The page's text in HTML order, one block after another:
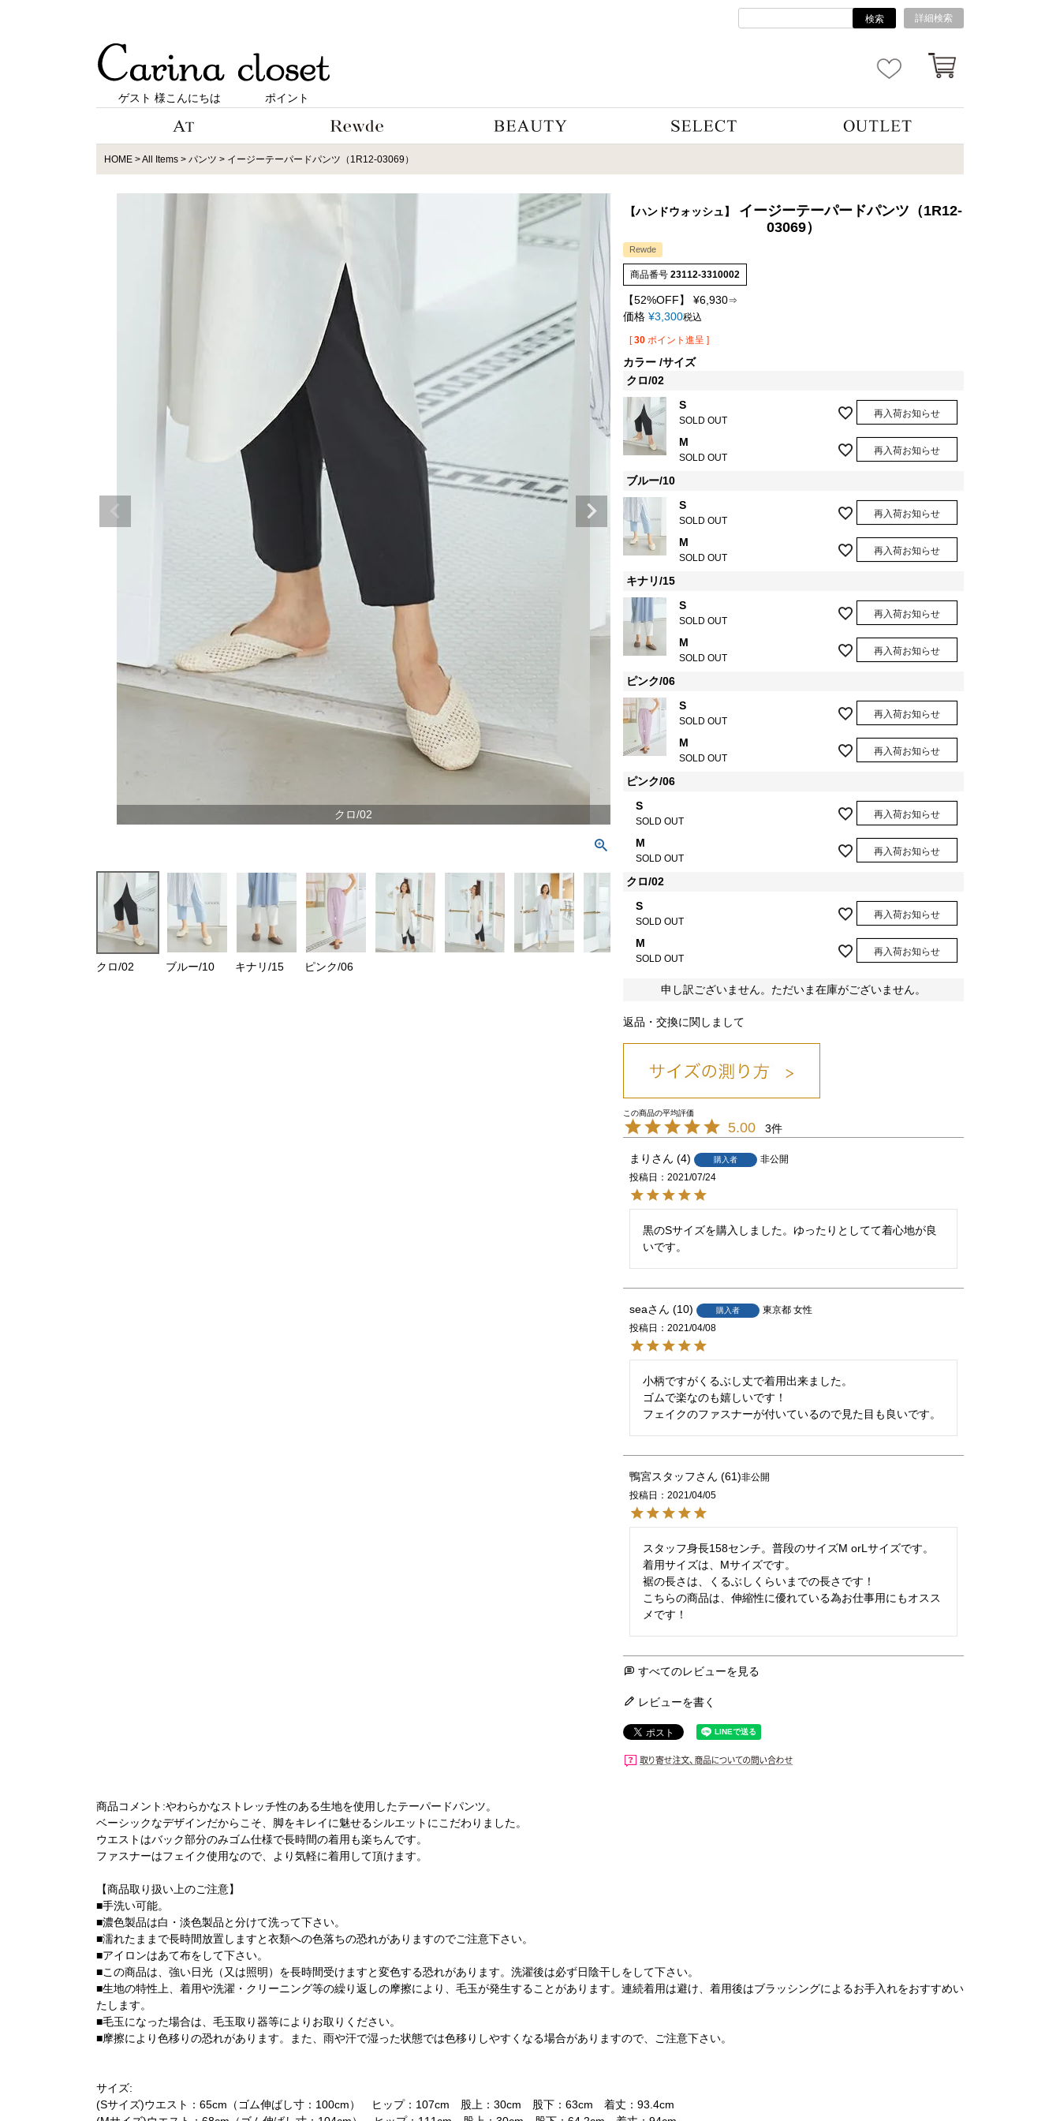
検索 詳細検索
ゲスト 様こんにちは ポイント
HOME All Items パンツ イージーテーパードパンツ（1R12-03069）
クロ/02 ブルー/10
クロ/02 ブルー/10 キナリ/15 ピンク/06
【ハンドウォッシュ】
イージーテーパードパンツ（1R12-
03069）
Rewde
商品番号 23112-3310002
【52%OFF】 ¥6,930⇒
価格 ¥3,300税込
[ 30 ポイント進呈 ]
カラー サイズ
クロ/02
S
SOLD OUT
再入荷お知らせ
M
SOLD OUT
再入荷お知らせ
ブルー/10
S
SOLD OUT
再入荷お知らせ
M
SOLD OUT
再入荷お知らせ
キナリ/15
S
SOLD OUT
再入荷お知らせ
M
SOLD OUT
再入荷お知らせ
ピンク/06
S
SOLD OUT
再入荷お知らせ
M
SOLD OUT
再入荷お知らせ
ピンク/06
S
SOLD OUT
再入荷お知らせ
M
SOLD OUT
再入荷お知らせ
クロ/02
S
SOLD OUT
再入荷お知らせ
M
SOLD OUT
再入荷お知らせ
申し訳ございません。ただいま在庫がございません。
返品・交換に関しまして
5.00 3
まり 4 購入者
非公開
投稿日
2021/07/24
黒のSサイズを購入しました。ゆったりとしてて着心地が良
いです。
sea 10 購入者 東京都 女性
投稿日
2021/04/08
小柄ですがくるぶし丈で着用出来ました。
ゴムで楽なのも嬉しいです！
鴨宮スタッフ 61 非公開
投稿日
2021/04/05
スタッフ身長158センチ。普段のサイズM orLサイズです。
着用サイズは、Mサイズです。
裾の長さは、くるぶしくらいまでの長さです！
こちらの商品は、伸縮性に優れている為お仕事用にもオスス
メです！
すべてのレビューを見る
レビューを書く
商品コメント:やわらかなストレッチ性のある生地を使用したテーパードパンツ。
ベーシックなデザインだからこそ、脚をキレイに魅せるシルエットにこだわりました。
ウエストはバック部分のみゴム仕様で長時間の着用も楽ちんです。
ファスナーはフェイク使用なので、より気軽に着用して頂けます。
【商品取り扱い上のご注意】
■手洗い可能。
■濃色製品は白・淡色製品と分けて洗って下さい。
■濡れたままで長時間放置しますと衣類への色落ちの恐れがありますのでご注意下さい。
■アイロンはあて布をして下さい。
■この商品は、強い日光（又は照明）を長時間受けますと変色する恐れがあります。洗濯後は必ず日陰干しをして下さい。
■生地の特性上、着用や洗濯・クリーニング等の繰り返しの摩擦により、毛玉が発生することがあります。連続着用は避け、着用後はブラッシングによるお手入れをおすすめい
たします。
■毛玉になった場合は、毛玉取り器等によりお取りください。
■摩擦により色移りの恐れがあります。また、雨や汗で湿った状態では色移りしやすくなる場合がありますので、ご注意下さい。
サイズ:
(Sサイズ)ウエスト：65cm（ゴム伸ばし寸：100cm） ヒップ：107cm 股上：30cm 股下：63cm 着丈：93.4cm